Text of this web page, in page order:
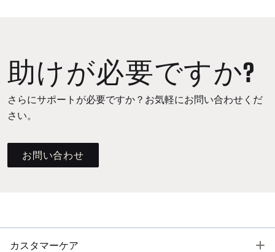
助けが必要ですか?
さらにサポートが必要ですか？お気軽にお問い合わせくだ
さい。
お問い合わせ
カスタマーケア